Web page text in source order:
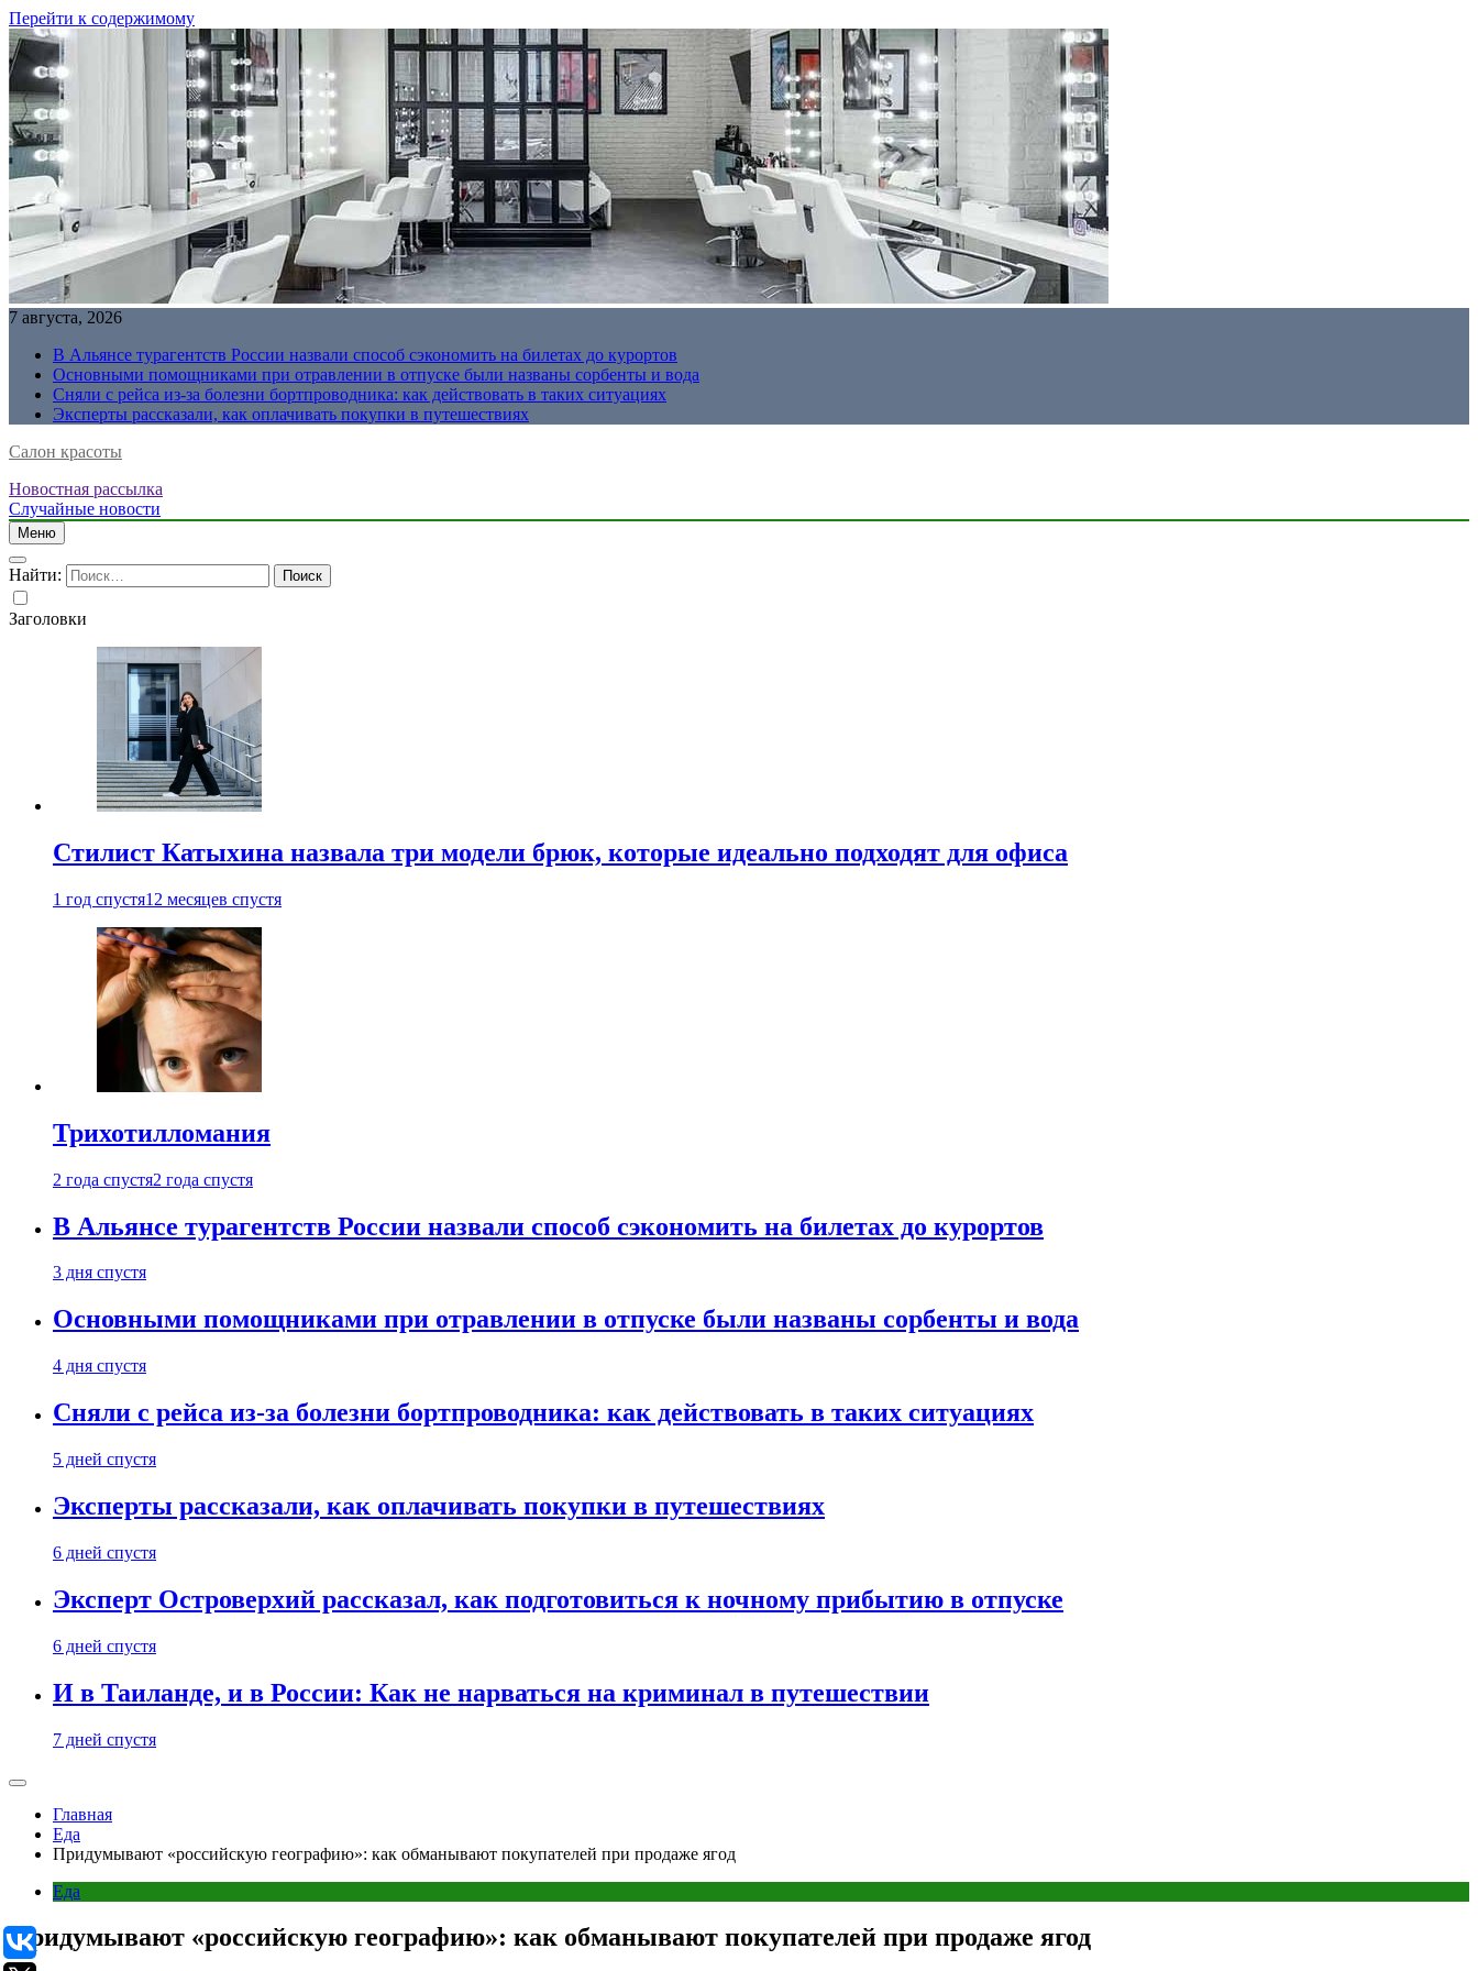
Перейти к содержимому
7 августа, 2026
В Альянсе турагентств России назвали способ сэкономить на билетах до курортов
Основными помощниками при отравлении в отпуске были названы сорбенты и вода
Сняли с рейса из-за болезни бортпроводника: как действовать в таких ситуациях
Эксперты рассказали, как оплачивать покупки в путешествиях
Салон красоты
Новостная рассылка
Случайные новости
Меню
Найти:
Заголовки
Стилист Катыхина назвала три модели брюк, которые идеально подходят для офиса
1 год спустя12 месяцев спустя
Трихотилломания
2 года спустя2 года спустя
В Альянсе турагентств России назвали способ сэкономить на билетах до курортов
3 дня спустя
Основными помощниками при отравлении в отпуске были названы сорбенты и вода
4 дня спустя
Сняли с рейса из-за болезни бортпроводника: как действовать в таких ситуациях
5 дней спустя
Эксперты рассказали, как оплачивать покупки в путешествиях
6 дней спустя
Эксперт Островерхий рассказал, как подготовиться к ночному прибытию в отпуске
6 дней спустя
И в Таиланде, и в России: Как не нарваться на криминал в путешествии
7 дней спустя
Главная
Еда
Придумывают «российскую географию»: как обманывают покупателей при продаже ягод
Еда
Придумывают «российскую географию»: как обманывают покупателей при продаже ягод